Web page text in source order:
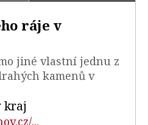
ráje v
jiné vlastní jednu z
kamenů v
kraj
...